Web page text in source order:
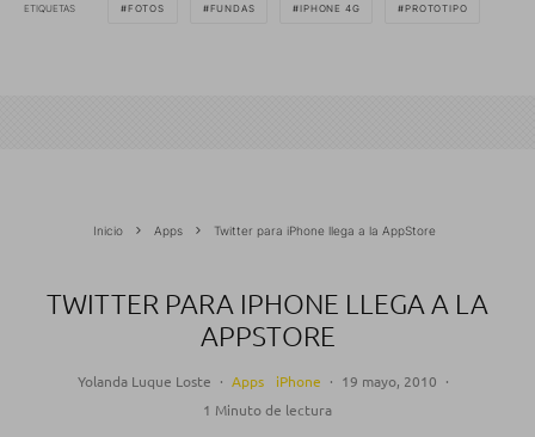
ETIQUETAS FOTOS FUNDAS IPHONE 4G PROTOTIPO
Inicio Apps Twitter para iPhone llega a la AppStore
TWITTER PARA IPHONE LLEGA A LA
APPSTORE
Yolanda Luque Loste · Apps iPhone · 19 mayo, 2010 ·
1 Minuto de lectura